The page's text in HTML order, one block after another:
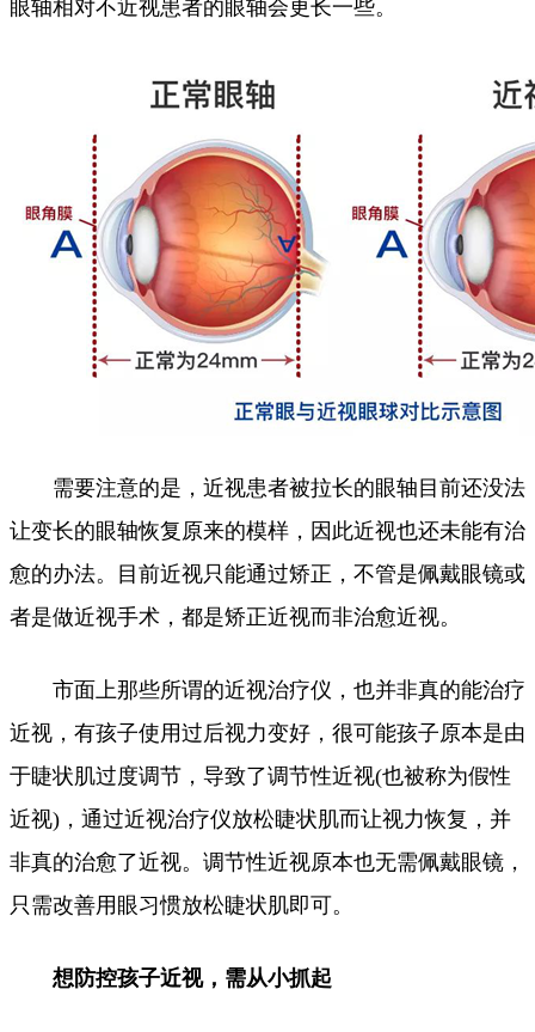
眼轴相对不近视患者的眼轴会更长一些。
需要注意的是，近视患者被拉长的眼轴目前还没法
让变长的眼轴恢复原来的模样，因此近视也还未能有治
愈的办法。目前近视只能通过矫正，不管是佩戴眼镜或
者是做近视手术，都是矫正近视而非治愈近视。
市面上那些所谓的近视治疗仪，也并非真的能治疗
近视，有孩子使用过后视力变好，很可能孩子原本是由
于睫状肌过度调节，导致了调节性近视(也被称为假性
近视)，通过近视治疗仪放松睫状肌而让视力恢复，并
非真的治愈了近视。调节性近视原本也无需佩戴眼镜，
只需改善用眼习惯放松睫状肌即可。
想防控孩子近视，需从小抓起